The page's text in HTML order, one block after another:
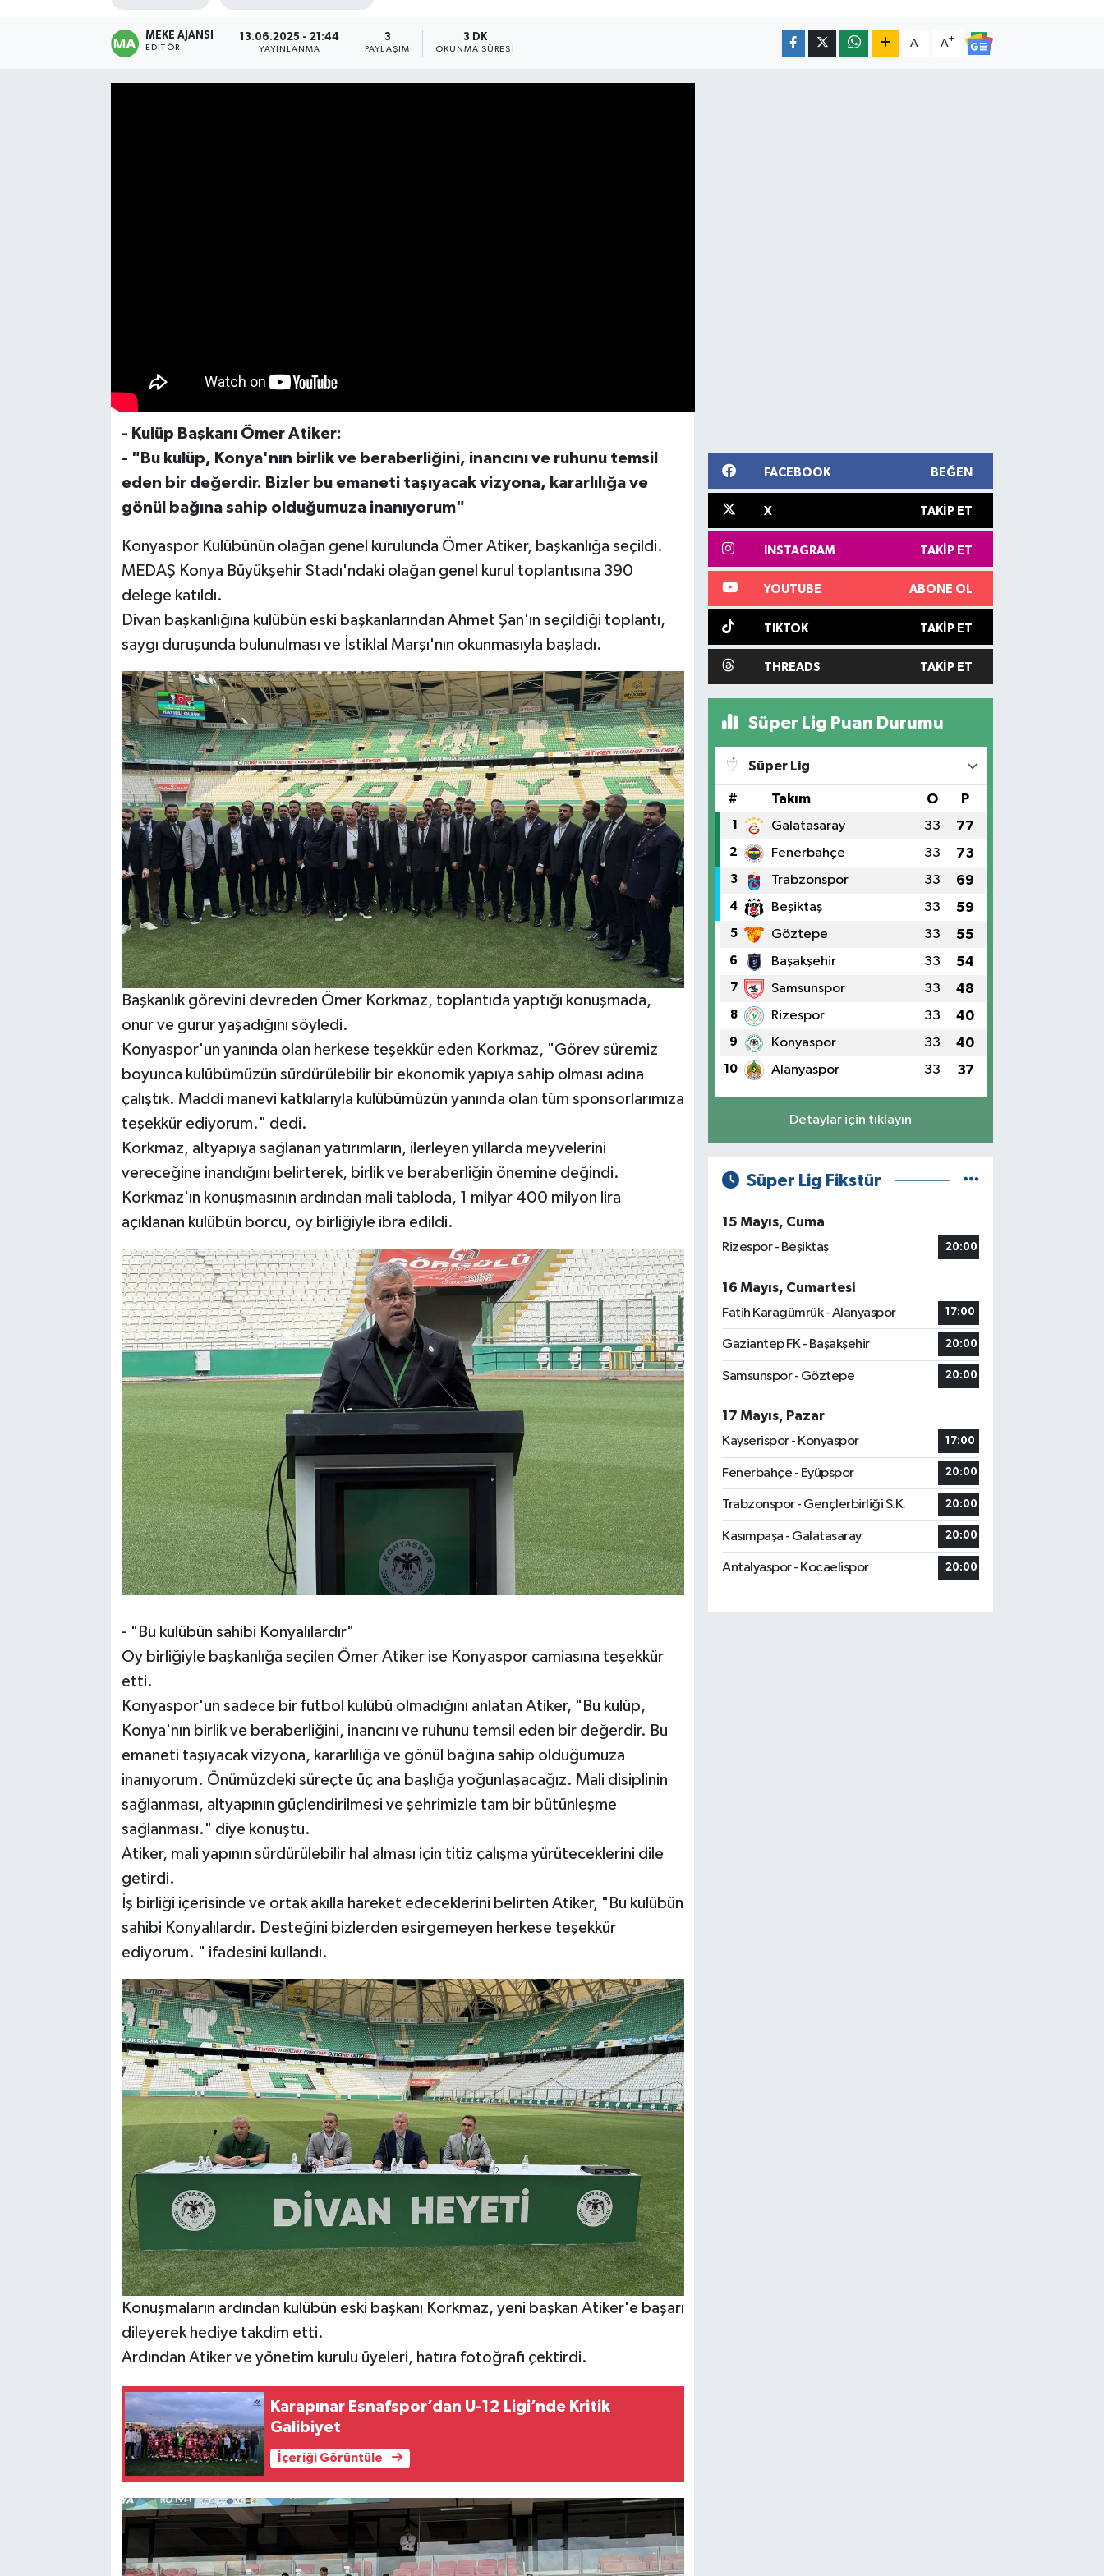
MEKE AJANSI
EDITÖR
13.06.2025 - 21:44
YAYINLANMA
3
PAYLAŞIM
3 DK
OKUNMA SÜRESI
A- A+
- Kulüp Başkanı Ömer Atiker:
- "Bu kulüp, Konya'nın birlik ve beraberliğini, inancını ve ruhunu temsil
eden bir değerdir. Bizler bu emaneti taşıyacak vizyona, kararlılığa ve
gönül bağına sahip olduğumuza inanıyorum"
Konyaspor Kulübünün olağan genel kurulunda Ömer Atiker, başkanlığa seçildi.
MEDAŞ Konya Büyükşehir Stadı'ndaki olağan genel kurul toplantısına 390
delege katıldı.
Divan başkanlığına kulübün eski başkanlarından Ahmet Şan'ın seçildiği toplantı,
saygı duruşunda bulunulması ve İstiklal Marşı'nın okunmasıyla başladı.
Başkanlık görevini devreden Ömer Korkmaz, toplantıda yaptığı konuşmada,
onur ve gurur yaşadığını söyledi.
Konyaspor'un yanında olan herkese teşekkür eden Korkmaz, "Görev süremiz
boyunca kulübümüzün sürdürülebilir bir ekonomik yapıya sahip olması adına
çalıştık. Maddi manevi katkılarıyla kulübümüzün yanında olan tüm sponsorlarımıza
teşekkür ediyorum." dedi.
Korkmaz, altyapıya sağlanan yatırımların, ilerleyen yıllarda meyvelerini
vereceğine inandığını belirterek, birlik ve beraberliğin önemine değindi.
Korkmaz'ın konuşmasının ardından mali tabloda, 1 milyar 400 milyon lira
açıklanan kulübün borcu, oy birliğiyle ibra edildi.
- "Bu kulübün sahibi Konyalılardır"
Oy birliğiyle başkanlığa seçilen Ömer Atiker ise Konyaspor camiasına teşekkür
etti.
Konyaspor'un sadece bir futbol kulübü olmadığını anlatan Atiker, "Bu kulüp,
Konya'nın birlik ve beraberliğini, inancını ve ruhunu temsil eden bir değerdir. Bu
emaneti taşıyacak vizyona, kararlılığa ve gönül bağına sahip olduğumuza
inanıyorum. Önümüzdeki süreçte üç ana başlığa yoğunlaşacağız. Mali disiplinin
sağlanması, altyapının güçlendirilmesi ve şehrimizle tam bir bütünleşme
sağlanması." diye konuştu.
Atiker, mali yapının sürdürülebilir hal alması için titiz çalışma yürüteceklerini dile
getirdi.
İş birliği içerisinde ve ortak akılla hareket edeceklerini belirten Atiker, "Bu kulübün
sahibi Konyalılardır. Desteğini bizlerden esirgemeyen herkese teşekkür
ediyorum. " ifadesini kullandı.
Konuşmaların ardından kulübün eski başkanı Korkmaz, yeni başkan Atiker'e başarı
dileyerek hediye takdim etti.
Ardından Atiker ve yönetim kurulu üyeleri, hatıra fotoğrafı çektirdi.
Karapınar Esnafspor’dan U-12 Ligi’nde Kritik
Galibiyet
İçeriği Görüntüle
FACEBOOK BEĞEN
X TAKIP ET
INSTAGRAM TAKIP ET
YOUTUBE ABONE OL
TIKTOK TAKIP ET
THREADS TAKIP ET
Süper Lig Puan Durumu
Süper Lig
# Takım O P
1 Galatasaray 33 77
2 Fenerbahçe 33 73
3 Trabzonspor 33 69
4 Beşiktaş 33 59
5 Göztepe 33 55
6 Başakşehir 33 54
7 Samsunspor 33 48
8 Rizespor 33 40
9 Konyaspor 33 40
10 Alanyaspor 33 37
Detaylar için tıklayın
Süper Lig Fikstür
15 Mayıs, Cuma
Rizespor - Beşiktaş
20:00
16 Mayıs, Cumartesi
Fatih Karagümrük - Alanyaspor
17:00
Gaziantep FK - Başakşehir 20:00
Samsunspor - Göztepe 20:00
17 Mayıs, Pazar
Kayserispor - Konyaspor
17:00
Fenerbahçe - Eyüpspor 20:00
Trabzonspor - Gençlerbirliği S.K. 20:00
Kasımpaşa - Galatasaray 20:00
Antalyaspor - Kocaelispor 20:00